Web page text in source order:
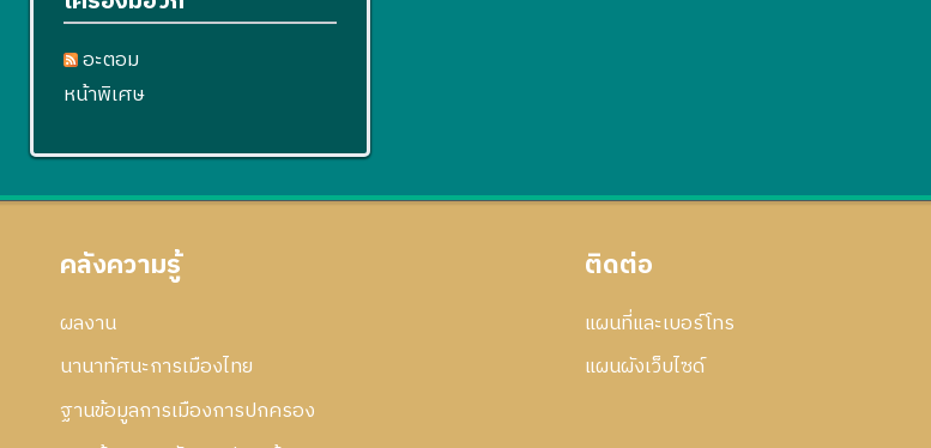
อะตอม
หน้าพิเศษ
คลังความรู้
ผลงาน
นานาทัศนะการเมืองไทย
ฐานข้อมูลการเมืองการปกครอง
ติดต่อ
แผนที่และเบอร์โทร
แผนผังเว็บไซด์